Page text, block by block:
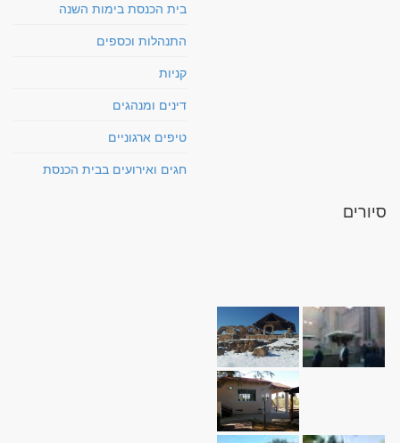
בית הכנסת בימות השנה
התנהלות וכספים
קניות
דינים ומנהגים
טיפים ארגוניים
חגים ואירועים בבית הכנסת
סיורים